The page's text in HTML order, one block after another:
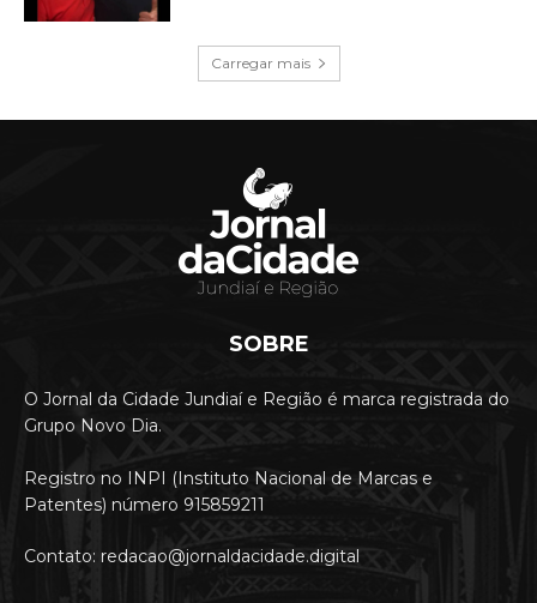
Carregar mais
SOBRE
O Jornal da Cidade Jundiaí e Região é marca registrada do
Grupo Novo Dia.
Registro no INPI (Instituto Nacional de Marcas e
Patentes) número 915859211
Contato: redacao@jornaldacidade.digital